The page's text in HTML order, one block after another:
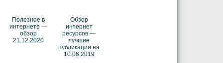
Полезное в
интернете —
обзор
21.12.2020
Обзор
интернет
ресурсов —
лучшие
публикации на
10.06.2019